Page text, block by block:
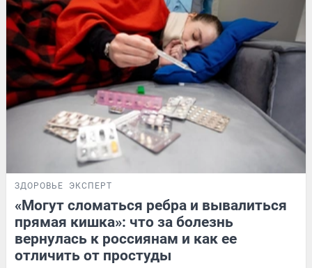
ЗДОРОВЬЕ ЭКСПЕРТ
«Могут сломаться ребра и вывалиться
прямая кишка»: что за болезнь
вернулась к россиянам и как ее
отличить от простуды